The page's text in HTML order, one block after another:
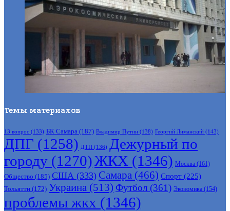
Темы материалов
13 вопрос (133) БК Самара (187) Владимир Путин (138) Георгий Лиманский (143)
ДПГ (1258) ДТП (136) Дежурный по
городу (1270)ЖКХ (1346) Москва (161)
Общество (185) США (333) Самара (466) Спорт (225)
Тольятти (172) Украина (513) Футбол (361) Экономика (154)
проблемы жкх (1346)